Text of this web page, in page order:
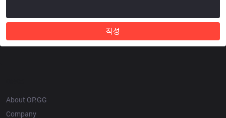
작성
About OP.GG
Company